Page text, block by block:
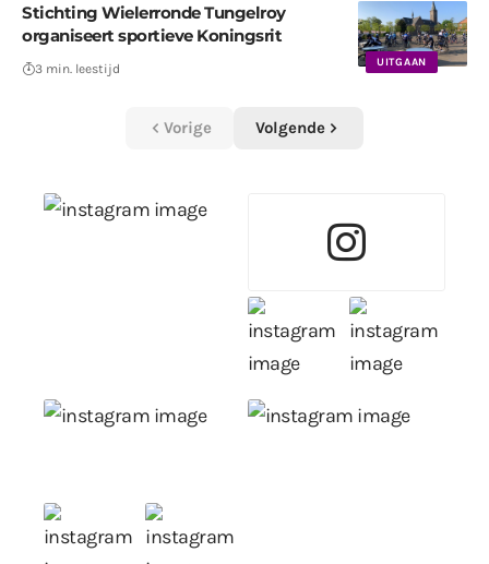
UITGAAN
Stichting Wielerronde Tungelroy
organiseert sportieve Koningsrit
3 min. leestijd
Vorige Volgende